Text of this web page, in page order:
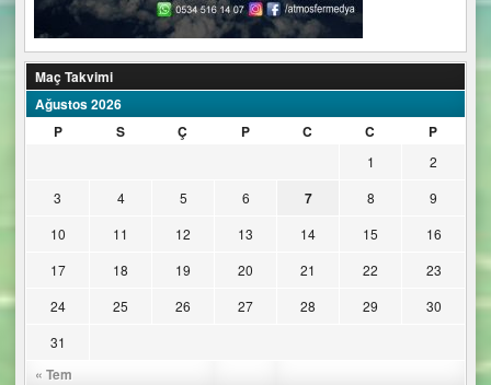
Maç Takvimi
Ağustos 2026
P
S Ç P C C P
« Tem
1
2
3
4 5 6 7 8
9
10
11 12 13 14 15
16
17
18 19 20 21 22
23
24
25 26 27 28 29
30
31